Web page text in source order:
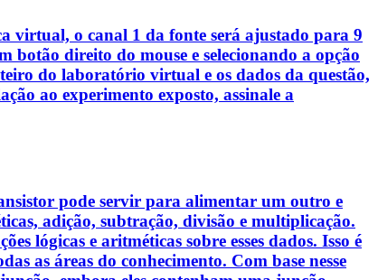
virtual, o canal 1 da fonte será ajustado para 9
direito do mouse e selecionando a opção
do laboratório virtual e os dados da questão,
ao experimento exposto, assinale a
pode servir para alimentar um outro e
adição, subtração, divisão e multiplicação.
lógicas e aritméticas sobre esses dados. Isso é
as áreas do conhecimento. Com base nesse